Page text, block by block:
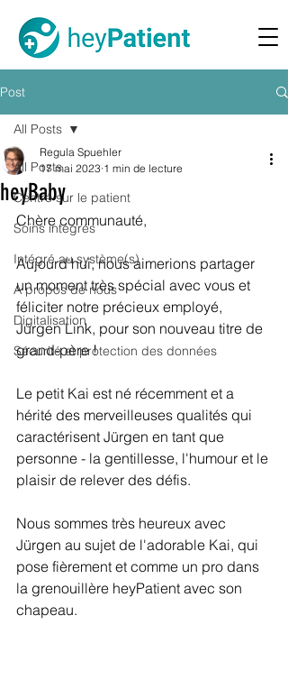
Post
All Posts
Centré sur le patient
Soins intégrés
Intégré au système(s)
A propos de nous
Digitalisation
Sécurité et protection des données
All Posts
heyBaby
Regula Spuehler
17 mai 2023 1 min de lecture
Chère communauté,
Aujourd'hui, nous aimerions partager
un moment très spécial avec vous et
féliciter notre précieux employé,
Jürgen Link, pour son nouveau titre de
grand-père !
Le petit Kai est né récemment et a
hérité des merveilleuses qualités qui
caractérisent Jürgen en tant que
personne - la gentillesse, l'humour et le
plaisir de relever des défis.
Nous sommes très heureux avec
Jürgen au sujet de l'adorable Kai, qui
pose fièrement et comme un pro dans
la grenouillère heyPatient avec son
chapeau.